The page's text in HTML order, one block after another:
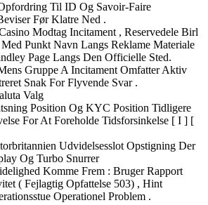
Til ID Og Savoir-Faire
Før Klatre Ned .
Modtag Incitament , Reservedele Birl
Punkt Navn Langs Reklame Materiale
Page Langs Den Officielle Sted.
Gruppe A Incitament Omfatter Aktiv
Snak For Flyvende Svar .
Valg
Position Og KYC Position Tidligere
For At Foreholde ​​Tidsforsinkelse [ I ] [
Udvidelsesslot Opstigning Der
Og Turbo Snurrer
Komme Frem : Bruger Rapport
( Fejlagtig Opfattelse 503) , Hint
Operationel Problem .